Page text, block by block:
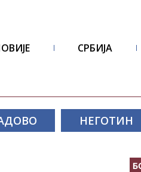
СРБИЈА
НЕГОТИН